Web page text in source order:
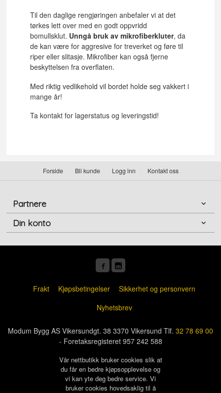
Til den daglige rengjøringen anbefaler vi at det
tørkes lett over med en godt oppvridd
bomullsklut. Unngå bruk av mikrofiberkluter, da
de kan være for aggresive for treverket og føre til
riper eller slitasje. Mikrofiber kan også fjerne
beskyttelsen fra overflaten.
Med riktig vedlikehold vil bordet holde seg vakkert i
mange år!
Ta kontakt for lagerstatus og leveringstid!
Forside Bli kunde Logg inn Kontakt oss
Partnere
Din konto
Frakt Kjøpsbetingelser
Sikkerhet og personvern
Nyhetsbrev
Modum Bygg AS Vikersundgt. 38 3370 Vikersund Tlf. 32 78 69 00
- Foretaksregisteret 957 242 588
Vår nettbutikk bruker cookies slik at
du får en bedre kjøpsopplevelse og
vi kan yte deg bedre service. Vi
bruker cookies hovedsaklig til å